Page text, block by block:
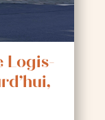
Logis-